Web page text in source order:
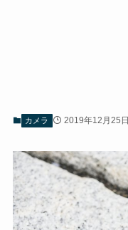
カメラ 2019年12月25日